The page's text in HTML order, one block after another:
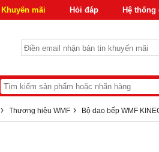
Khuyến mãi Hỏi đáp Hệ thống
› Thương hiệu WMF › Bộ dao bếp WMF